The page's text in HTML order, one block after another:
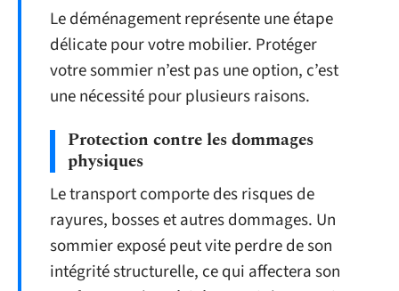
Le déménagement représente une étape
délicate pour votre mobilier. Protéger
votre sommier n’est pas une option, c’est
une nécessité pour plusieurs raisons.
Protection contre les dommages
physiques
Le transport comporte des risques de
rayures, bosses et autres dommages. Un
sommier exposé peut vite perdre de son
intégrité structurelle, ce qui affectera son